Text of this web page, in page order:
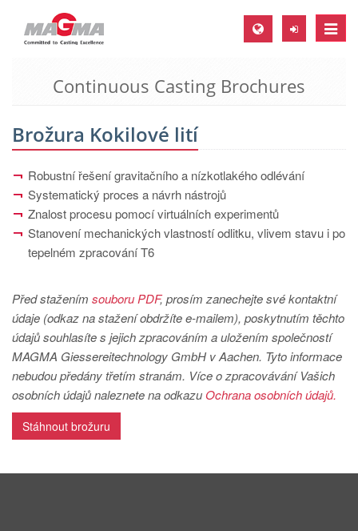
Toggle
MAGMA Europe, Germany
EN
MAGMA North-America, USA
EN
ES
EN
MAGMA South-America, Brazil
PT
ES
MAGMA Türkiye
EN
TR
Continuous Casting Brochures
Brožura Kokilové lití
Robustní řešení gravitačního a nízkotlakého odlévání
Systematický proces a návrh nástrojů
Znalost procesu pomocí virtuálních experimentů
Stanovení mechanických vlastností odlitku, vlivem stavu i po
tepelném zpracování T6
Před stažením souboru PDF, prosím zanechejte své kontaktní
údaje (odkaz na stažení obdržíte e-mailem), poskytnutím těchto
údajů souhlasíte s jejich zpracováním a uložením společností
MAGMA Giessereitechnology GmbH v Aachen. Tyto informace
nebudou předány třetím stranám. Více o zpracovávání Vašich
osobních údajů naleznete na odkazu Ochrana osobních údajů.
Stáhnout brožuru